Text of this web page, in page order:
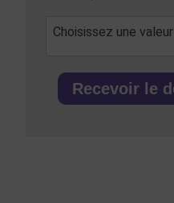
Recevoir le